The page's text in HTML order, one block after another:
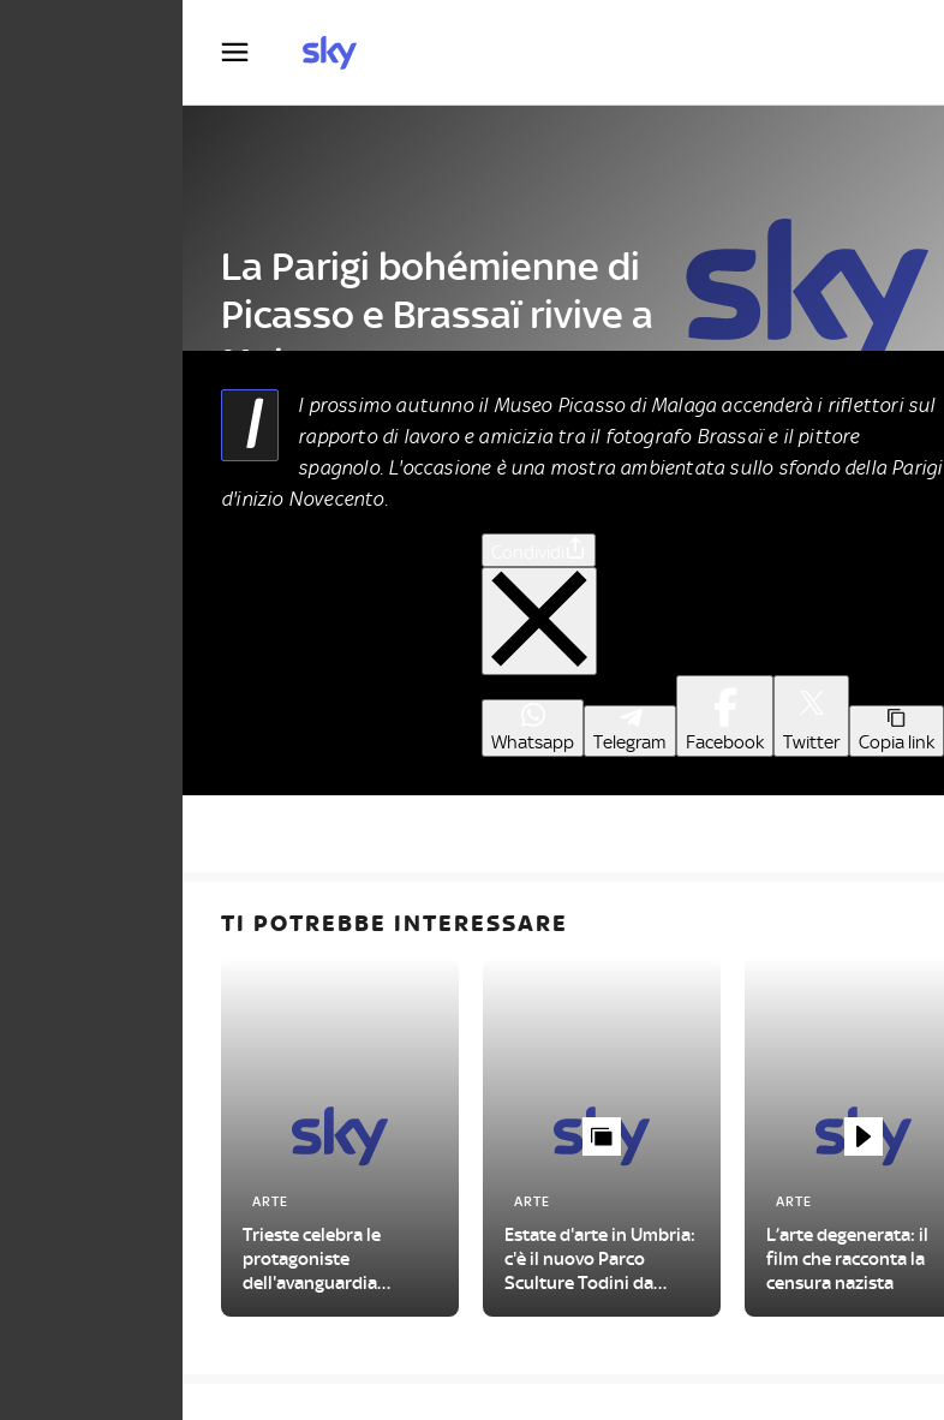
La Parigi bohémienne di
Picasso e Brassaï rivive a
Malaga
ARTE 05 Maggio 2021
I
l prossimo autunno il Museo Picasso di Malaga accenderà i riflettori sul
rapporto di lavoro e amicizia tra il fotografo Brassaï e il pittore
spagnolo. L'occasione è una mostra ambientata sullo sfondo della Parigi
d'inizio Novecento.
Whatsapp Telegram Facebook Twitter Copia link
TI POTREBBE INTERESSARE
ARTE
Trieste celebra le
protagoniste
dell'avanguardia
ARTE
Estate d'arte in Umbria:
c'è il nuovo Parco
Sculture Todini da
ARTE
L’arte degenerata: il
film che racconta la
censura nazista